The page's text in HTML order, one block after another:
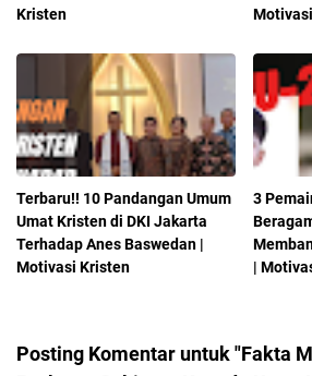
Kristen
Terbaru!! 10 Pandangan Umum
Umat Kristen di DKI Jakarta
Terhadap Anes Baswedan |
Motivasi Kristen
3
|
Posting Komentar untuk "Fakta